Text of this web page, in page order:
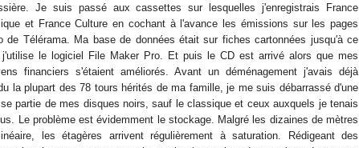
Je suis passé aux cassettes sur lesquelles j'enregistrais France
et France Culture en cochant à l'avance les émissions sur les pages
de Télérama. Ma base de données était sur fiches cartonnées jusqu'à ce
j'utilise le logiciel File Maker Pro. Et puis le CD est arrivé alors que mes
financiers s'étaient améliorés. Avant un déménagement j'avais déjà
la plupart des 78 tours hérités de ma famille, je me suis débarrassé d'une
partie de mes disques noirs, sauf le classique et ceux auxquels je tenais
Le problème est évidemment le stockage. Malgré les dizaines de mètres
les étagères arrivent régulièrement à saturation. Rédigeant des